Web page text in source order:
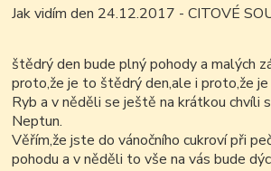
Jak vidím den 24.12.2017 - CITOVÉ
štědrý den bude plný pohody a malých
proto,že je to štědrý den,ale i proto,že je
Ryb a v něděli se ještě na krátkou chvíli
Neptun.
Věřím,že jste do vánočního cukroví při
pohodu a v něděli to vše na vás bude